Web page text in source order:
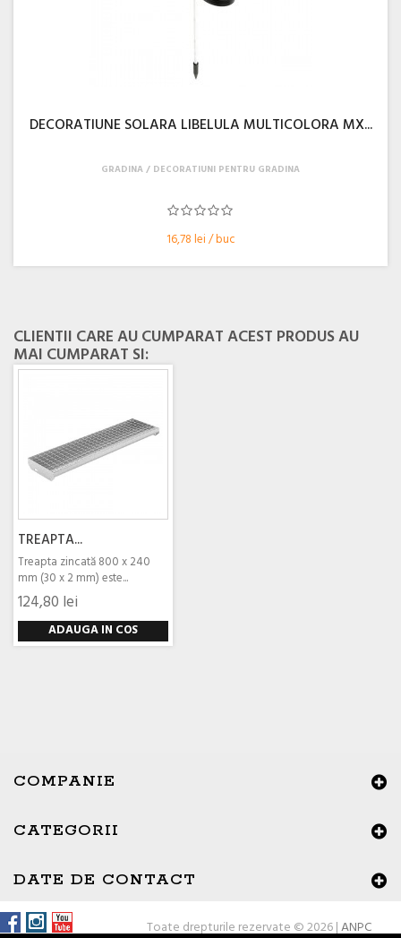
DECORATIUNE SOLARA LIBELULA MULTICOLORA MX...
16,78 lei / buc
GRADINA DECORATIUNI PENTRU GRADINA
CLIENTII CARE AU CUMPARAT ACEST PRODUS AU
MAI CUMPARAT SI:
TREAPTA...
Treapta zincată 800 x 240
mm (30 x 2 mm) este...
124,80 lei
ADAUGA IN COS
COMPANIE
CATEGORII
DATE DE CONTACT
Toate drepturile rezervate © 2026 |ANPC
Buna ziua, Suntem aici sa va ajutam!